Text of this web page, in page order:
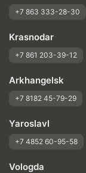
+7 863 333-28-30
Krasnodar
+7 861 203-39-12
Arkhangelsk
+7 8182 45-79-29
Yaroslavl
+7 4852 60-95-58
Vologda